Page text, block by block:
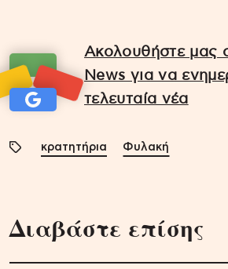
Ακολουθήστε μας
News για να
τελευταία νέα
κρατητήρια Φυλακή
Διαβάστε επίσης